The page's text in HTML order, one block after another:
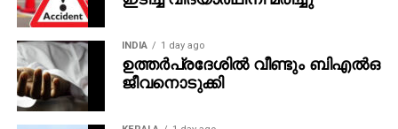
അന്വേഷണത്തില്‍ കണ്ടെത്തി. ഈ കേസിന്റെ
ഭാഗമായി ദുല്‍ഖര്‍ സല്‍മാന്‍, പൃഥ്വിരാജ്, അമിത്
ചക്കാലക്കല്‍ തുടങ്ങിയ നടന്മാരുടെ വീടുകള്‍ ഉള്‍പ്പെടെ
കേരളത്തിലെ 17 ഇടങ്ങളില്‍ കസ്റ്റംസ് കഴിഞ്ഞ
സെപ്റ്റംബറില്‍ റെയ്ഡ് നടത്തിയിരുന്നു. വാഹന
INDIA 1 day ago
ഉത്തര്‍പ്രദേശില്‍ വീണ്ടും ബിഎല്‍ഒ
ജീവനൊടുക്കി